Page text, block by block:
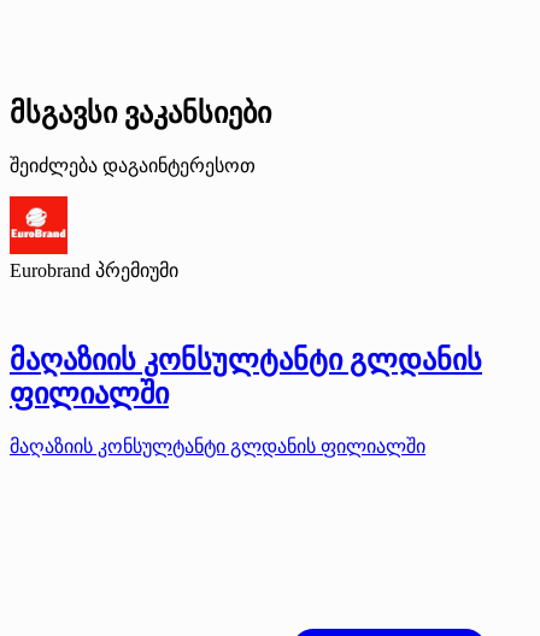
მსგავსი ვაკანსიები
შეიძლება დაგაინტერესოთ
Eurobrand პრემიუმი
მაღაზიის კონსულტანტი გლდანის
ფილიალში
მაღაზიის კონსულტანტი გლდანის ფილიალში